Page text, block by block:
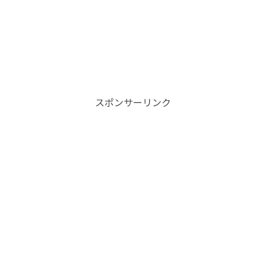
スポンサーリンク